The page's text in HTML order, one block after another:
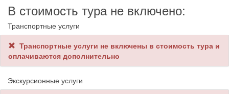
В стоимость тура не включено:
Транспортные услуги
Транспортные услуги не включены в стоимость тура и
оплачиваются дополнительно
Экскурсионные услуги